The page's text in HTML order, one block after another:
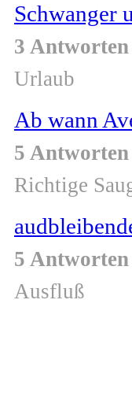
Schwanger
3 Antworten
Urlaub
Ab wann
5 Antworten
Richtige
5 Antworten
Ausfluß